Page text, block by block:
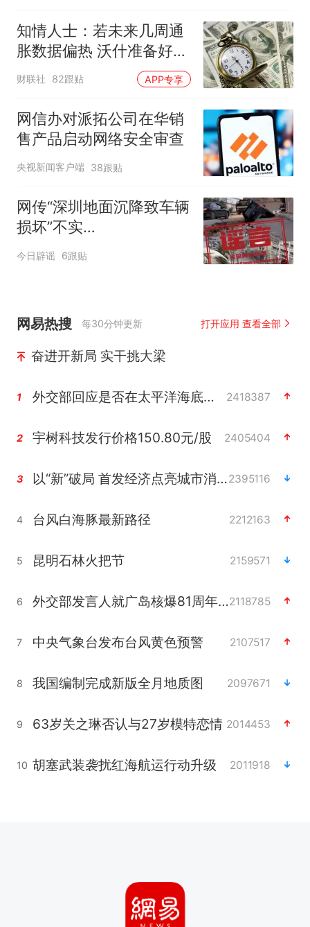
知情人士：若未来几周通
胀数据偏热 沃什准备好加
息
财联社 82跟贴 APP专享
网信办对派拓公司在华销
售产品启动网络安全审查
央视新闻客户端 38跟贴
网传“深圳地面沉降致车辆
损坏”不实
（2026·08·06）
今日辟谣 6跟贴
网易热搜 每30分钟更新 打开应用 查看全部
奋进开新局 实干挑大梁
1 外交部回应是否在太平洋海底开采稀土 2418387
2 宇树科技发行价格150.80元/股 2405404
3 以“新”破局 首发经济点亮城市消费活力2395116
4 台风白海豚最新路径 2212163
5 昆明石林火把节 2159571
6 外交部发言人就广岛核爆81周年等答记者问2118785
7 中央气象台发布台风黄色预警 2107517
8 我国编制完成新版全月地质图 2097671
9 63岁关之琳否认与27岁模特恋情 2014453
10 胡塞武装袭扰红海航运行动升级 2011918